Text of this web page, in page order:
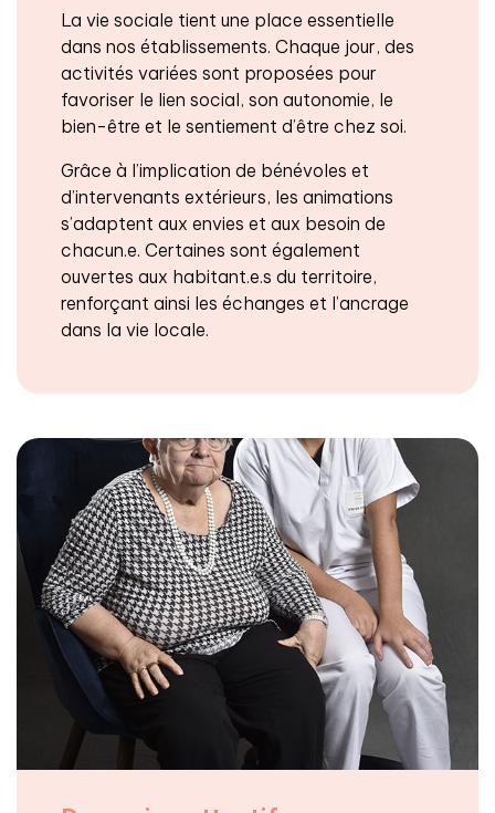
La vie sociale tient une place essentielle
dans nos établissements. Chaque jour, des
activités variées sont proposées pour
favoriser le lien social, son autonomie, le
bien-être et le sentiement d’être chez soi.
Grâce à l’implication de bénévoles et
d’intervenants extérieurs, les animations
s’adaptent aux envies et aux besoin de
chacun.e. Certaines sont également
ouvertes aux habitant.e.s du territoire,
renforçant ainsi les échanges et l’ancrage
dans la vie locale.